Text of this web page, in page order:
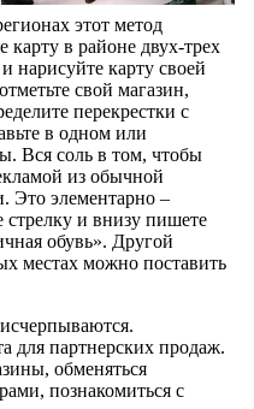
этот метод
карту в районе двух-трех
нарисуйте карту своей
свой магазин,
перекрестки с
в одном или
Вся соль в том, чтобы
из обычной
Это элементарно –
стрелку и внизу пишете
обувь». Другой
местах можно поставить
для партнерских продаж.
обменяться
познакомиться с